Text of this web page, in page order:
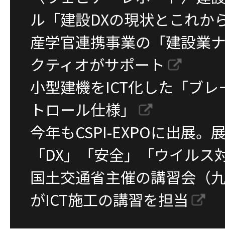
ル「建設DXの現状とこれか
産学官連携事業の「建設業
クティオがサポート
小型建機をICT化した「ブ
トロール仕様」
今年もCSPI-EXPOに出展。
「DX」「安全」「ウイルス
国土交通省主催の講習会（
がICT施工の講習を担当